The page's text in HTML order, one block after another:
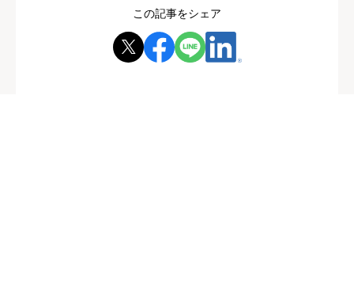
この記事をシェア